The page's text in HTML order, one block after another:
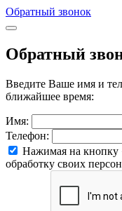
Обратный звонок
Обратный
Введите Ваше имя и
ближайшее время:
Имя:
Телефон:
Нажимая на кнопку
обработку своих